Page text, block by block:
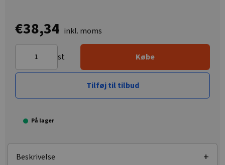
€38,34 inkl. moms
st Købe
Tilføj til tilbud
På lager
Beskrivelse